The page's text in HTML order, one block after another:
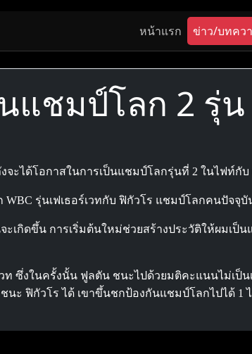
หน้าแรก ข่าว/บทคว
แชมป์โลก 2 รุ่น
ะได้โอกาสในการเป็นแชมป์โลกรุ่นที่ 2 ในไฟท์กั
รุ่นเฟเธอร์เวทกับ ฟิกัวโร แชมป์โลกคนปัจจุบั
เกิดขึ้น การเริ่มต้นใหม่ช่วยสร้างประวัติให้ผมเ
ซึ่งในครั้งนั้น ฟูลตัน ชนะไปด้วยมติคะแนนไม่เป็
นะ ฟิกัวโร ได้ เขาขึ้นชกป้องกันแชมป์โลกไปได้